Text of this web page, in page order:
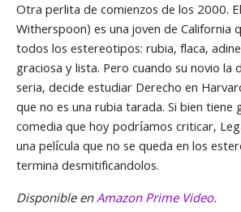
Otra perlita de comienzos de los 2000.
Witherspoon) es una joven de California
todos los estereotipos: rubia, flaca,
graciosa y lista. Pero cuando su novio la
seria, decide estudiar Derecho en
que no es una rubia tarada. Si bien tiene
comedia que hoy podríamos criticar,
una película que no se queda en los
termina desmitificandolos.
Disponible enAmazon Prime Video.